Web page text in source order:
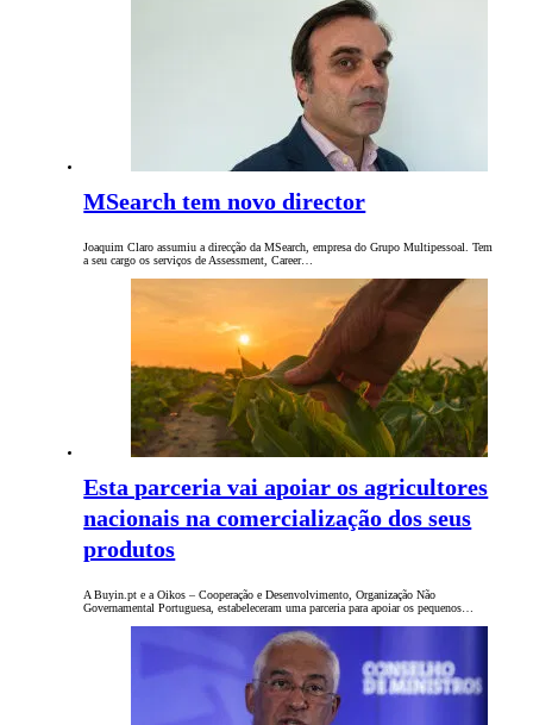
MSearch tem novo director
Joaquim Claro assumiu a direcção da MSearch, empresa do Grupo Multipessoal. Tem
a seu cargo os serviços de Assessment, Career…
Esta parceria vai apoiar os agricultores
nacionais na comercialização dos seus
produtos
A Buyin.pt e a Oikos – Cooperação e Desenvolvimento, Organização Não
Governamental Portuguesa, estabeleceram uma parceria para apoiar os pequenos…